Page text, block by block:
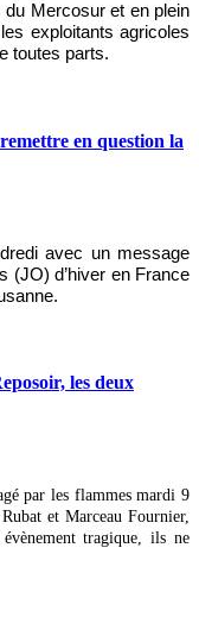
Mercosur et en plein
exploitants agricoles
toutes parts.
en question la
avec un message
(JO) d’hiver en France
les deux
par les flammes mardi 9
et Marceau Fournier,
tragique, ils ne